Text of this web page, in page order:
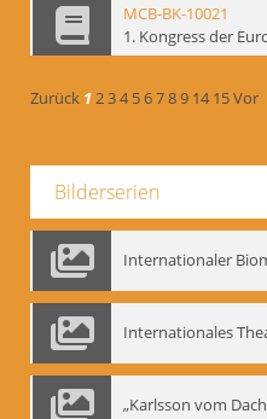
MCB-BK-10021
Zurück 1234 56789 14 15Vor
Bilderserien